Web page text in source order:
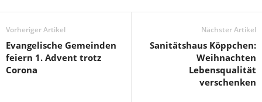
Vorheriger Artikel
Evangelische Gemeinden
feiern 1. Advent trotz
Corona
Nächster Artikel
Sanitätshaus Köppchen:
Weihnachten
Lebensqualität
verschenken